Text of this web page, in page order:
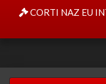
CORTI NAZ EU